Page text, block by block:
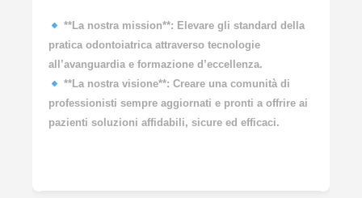
**La nostra mission**: Elevare gli standard della
pratica odontoiatrica attraverso tecnologie
all’avanguardia e formazione d’eccellenza.
**La nostra visione**: Creare una comunità di
professionisti sempre aggiornati e pronti a offrire ai
pazienti soluzioni affidabili, sicure ed efficaci.